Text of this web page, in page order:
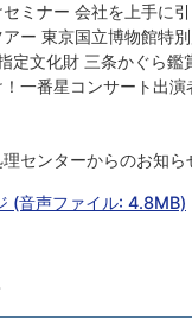
ミナー 会社を上手に
ー 東京国立博物館特
定文化財 三条かぐら鑑
一番星コンサート出演
センターからのお知ら
(音声ファイル: 4.8MB)